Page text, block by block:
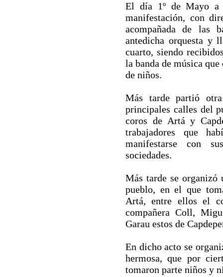
El día 1º de Mayo a
manifestación, con
acompañada de las
antedicha orquesta y
cuarto, siendo
la banda de música
de niños.
Más tarde partió
principales calles del
coros de Artá y
trabajadores que
manifestarse con
sociedades.
Más tarde se
pueblo, en el que
Artá, entre ellos el
compañera Coll,
Garau estos de
En dicho acto se
hermosa, que por
tomaron parte niños y